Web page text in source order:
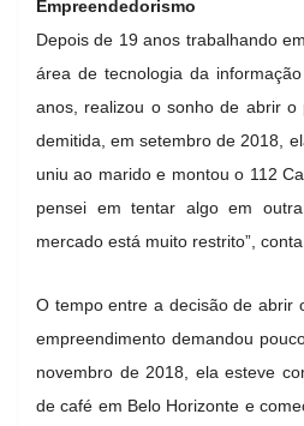
Empreendedorismo
Depois de 19 anos trabalhando
área de tecnologia da
anos, realizou o sonho de abrir o
demitida, em setembro de 2018,
uniu ao marido e montou o 112
pensei em tentar algo em
mercado está muito restrito”, conta.
O tempo entre a decisão de abrir
empreendimento demandou
novembro de 2018, ela esteve
de café em Belo Horizonte e